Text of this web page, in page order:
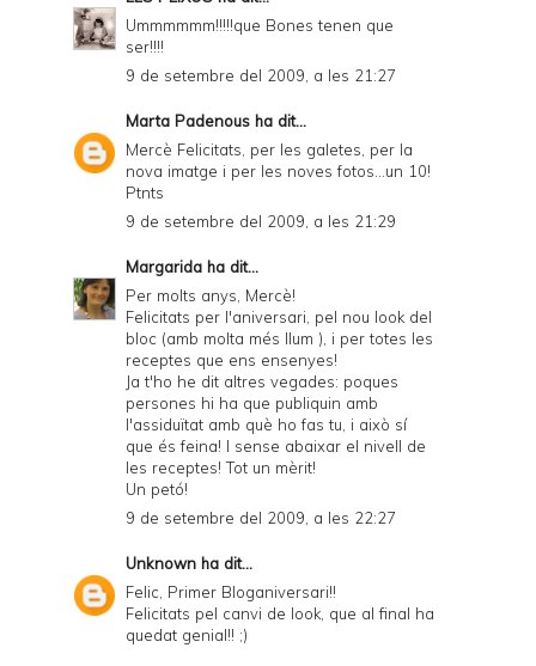
Ummmmmm!!!!!que Bones tenen que
ser!!!!
9 de setembre del 2009, a les 21:27
Marta Padenous ha dit...
Mercè Felicitats, per les galetes, per la
nova imatge i per les noves fotos...un 10!
Ptnts
9 de setembre del 2009, a les 21:29
Margarida ha dit...
Per molts anys, Mercè!
Felicitats per l'aniversari, pel nou look del
bloc (amb molta més llum ), i per totes les
receptes que ens ensenyes!
Ja t'ho he dit altres vegades: poques
persones hi ha que publiquin amb
l'assiduïtat amb què ho fas tu, i això sí
que és feina! I sense abaixar el nivell de
les receptes! Tot un mèrit!
Un petó!
9 de setembre del 2009, a les 22:27
Unknown ha dit...
Felic, Primer Bloganiversari!!
Felicitats pel canvi de look, que al final ha
quedat genial!! ;)